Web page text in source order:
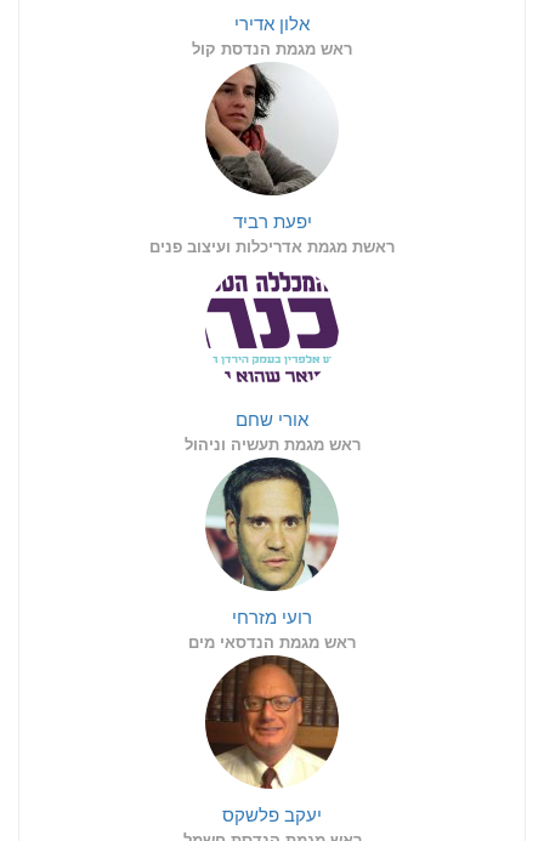
אלון אדירי
ראש מגמת הנדסת קול
יפעת רביד
ראשת מגמת אדריכלות ועיצוב פנים
אורי שחם
ראש מגמת תעשיה וניהול
רועי מזרחי
ראש מגמת הנדסאי מים
יעקב פלשקס